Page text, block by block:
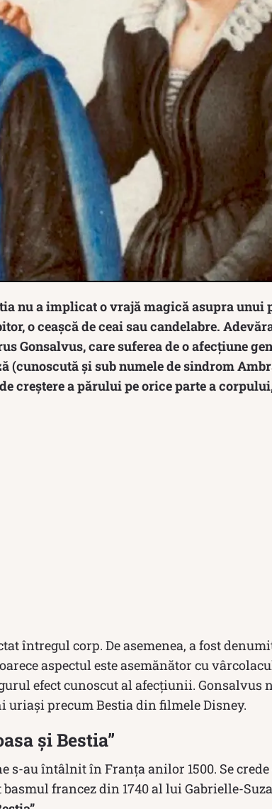
nu a implicat o vrajă magică asupra unui
o ceașcă de ceai sau candelabre.
Gonsalvus, care suferea de o afecțiune
(cunoscută și sub numele de sindrom
creștere a părului pe orice parte a
întregul corp. De asemenea, a fost
aspectul este asemănător cu
efect cunoscut al afecțiunii. Gonsalvus
precum Bestia din filmele Disney.
și Bestia”
s-au întâlnit în Franța anilor 1500. Se crede
francez din 1740 al lui Gabrielle-